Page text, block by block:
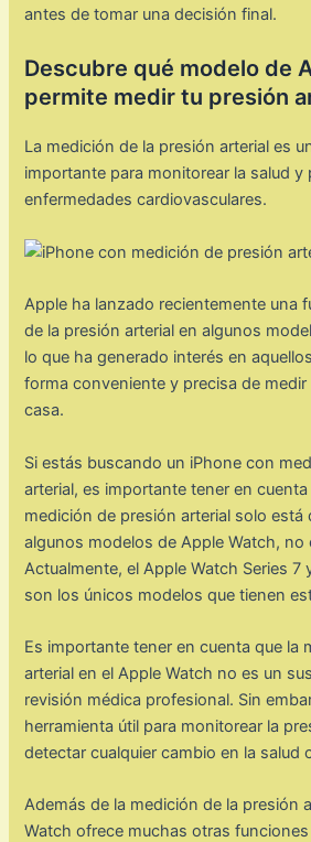
antes de tomar una decisión final.
Descubre qué modelo de
permite medir tu presión
La medición de la presión arterial es
importante para monitorear la salud y
enfermedades cardiovasculares.
Apple ha lanzado recientemente una
de la presión arterial en algunos
lo que ha generado interés en
forma conveniente y precisa de
casa.
Si estás buscando un iPhone con
arterial, es importante tener en
medición de presión arterial solo está
algunos modelos de Apple Watch, no
Actualmente, el Apple Watch Series 7
son los únicos modelos que tienen
Es importante tener en cuenta que la
arterial en el Apple Watch no es un
revisión médica profesional. Sin
herramienta útil para monitorear la
detectar cualquier cambio en la salud
Además de la medición de la presión
Watch ofrece muchas otras